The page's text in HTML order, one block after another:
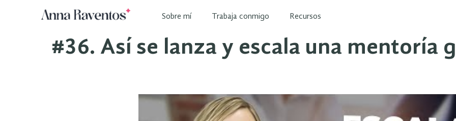
Sobre mí Trabaja conmigo Recursos
#36. Así se lanza y escala una mentoría